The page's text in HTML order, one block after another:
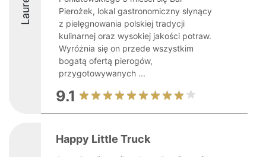
Pierożek, lokal gastronomiczny słynący
z pielęgnowania polskiej tradycji
kulinarnej oraz wysokiej jakości potraw.
Wyróżnia się on przede wszystkim
bogatą ofertą pierogów,
przygotowywanych ...
9.1
Happy Little Truck